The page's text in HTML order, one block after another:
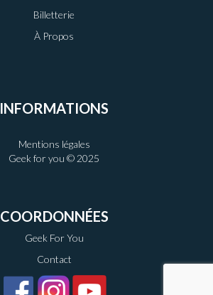
Billetterie
À Propos
INFORMATIONS
Mentions légales
Geek for you © 2025
COORDONNÉES
Geek For You
Contact